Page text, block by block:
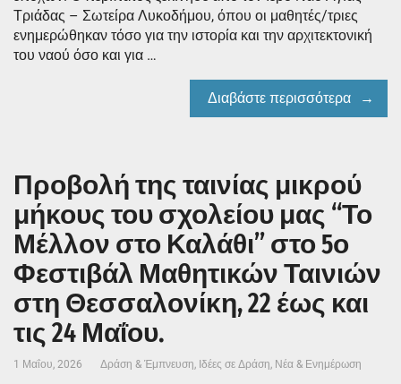
Τριάδας – Σωτείρα Λυκοδήμου, όπου οι μαθητές/τριες
ενημερώθηκαν τόσο για την ιστορία και την αρχιτεκτονική
του ναού όσο και για …
Διαβάστε περισσότερα
Προβολή της ταινίας μικρού
μήκους του σχολείου μας “Το
Μέλλον στο Καλάθι” στο 5ο
Φεστιβάλ Μαθητικών Ταινιών
στη Θεσσαλονίκη, 22 έως και
τις 24 Μαΐου.
1 Μαΐου, 2026 Δράση & Έμπνευση Ιδέες σε Δράση Νέα & Ενημέρωση